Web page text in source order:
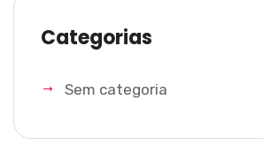
Categorias
Sem categoria